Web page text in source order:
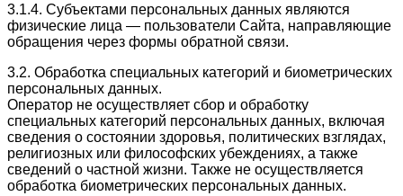
3.1.4. Субъектами персональных данных являются
физические лица — пользователи Сайта, направляющие
обращения через формы обратной связи.
3.2. Обработка специальных категорий и биометрических
персональных данных.
Оператор не осуществляет сбор и обработку
специальных категорий персональных данных, включая
сведения о состоянии здоровья, политических взглядах,
религиозных или философских убеждениях, а также
сведений о частной жизни. Также не осуществляется
обработка биометрических персональных данных.